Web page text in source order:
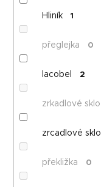
Hliník 1
přeglejka 0
lacobel 2
zrkadlové sklo
zrcadlové sklo
překližka 0